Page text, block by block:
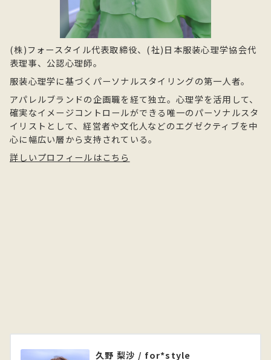
(株)フォースタイル代表取締役、(社)日本服装心理学協会代
表理事、公認心理師。
服装心理学に基づくパーソナルスタイリングの第一人者。
アパレルブランドの企画職を経て独立。心理学を活用して、
確実なイメージコントロールができる唯一のパーソナルスタ
イリストとして、経営者や文化人などのエグゼクティブを中
心に幅広い層から支持されている。
詳しいプロフィールはこちら
久野 梨沙 / for*style